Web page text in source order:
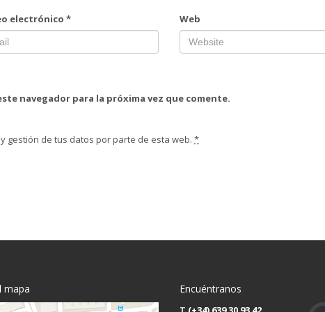
electrónico* Web
navegador para la próxima vez que comente.
gestión de tus datos por parte de esta web. *
mapa Encuéntranos